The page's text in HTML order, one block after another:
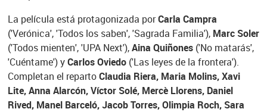
La película está protagonizada porCarla Campra
('Verónica', 'Todos los saben', 'Sagrada Familia'), Marc Soler
('Todos mienten', 'UPA Next'),Aina Quiñones ('No matarás',
'Cuéntame') yCarlos Oviedo('Las leyes de la frontera').
Completan el repartoClaudia Riera, Maria Molins, Xavi
Lite, Anna Alarcón, Víctor Solé, Mercè Llorens, Daniel
Rived, Manel Barceló, Jacob Torres, Olimpia Roch, Sara